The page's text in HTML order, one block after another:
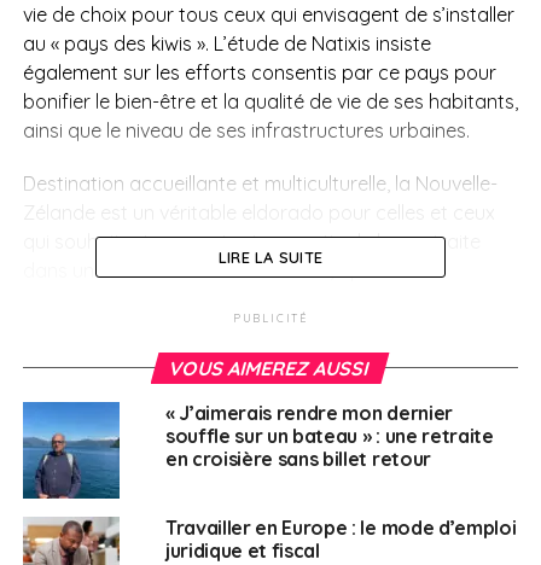
vie de choix pour tous ceux qui envisagent de s’installer
au « pays des kiwis ». L’étude de Natixis insiste
également sur les efforts consentis par ce pays pour
bonifier le bien-être et la qualité de vie de ses habitants,
ainsi que le niveau de ses infrastructures urbaines.
Destination accueillante et multiculturelle, la Nouvelle-
qui souhaitent passer tout ou partie de leur retraite
dans un environnement sécurisant, apaisant et
Un autre élément mis en exergue par cette étude à
propos de la Nouvelle-Zélande concerne la qualité de
son service de protection sociale. Celui-ci occupe la
neuvième place de ce classement en termes
d’assurance des frais de santé ; un critère de choix
déterminant pour les retraités. En plus d’être un des
systèmes de santé les plus performants du monde, il
est fort peu onéreux, une grande partie des hôpitaux
LIRE LA SUITE
PUBLICITÉ
VOUS AIMEREZ AUSSI
« J’aimerais rendre mon dernier
souffle sur un bateau » : une retraite
en croisière sans billet retour
Travailler en Europe : le mode d’emploi
juridique et fiscal